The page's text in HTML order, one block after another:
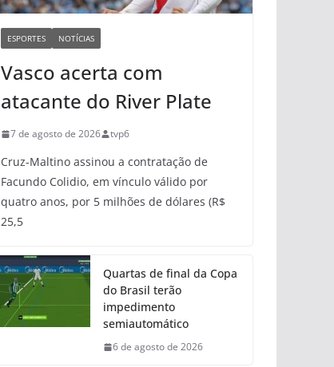
ESPORTES NOTÍCIAS
Vasco acerta com
atacante do River Plate
7 de agosto de 2026 tvp6
Cruz-Maltino assinou a contratação de
Facundo Colidio, em vínculo válido por
quatro anos, por 5 milhões de dólares (R$
25,5
Quartas de final da Copa
do Brasil terão
impedimento
semiautomático
6 de agosto de 2026